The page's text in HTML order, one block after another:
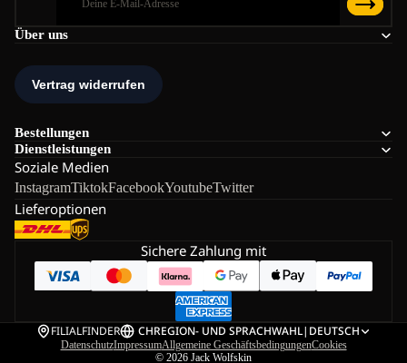
Über uns
Bestellungen
Dienstleistungen
Soziale Medien
InstagramTiktokFacebookYoutubeTwitter
Lieferoptionen
Sichere Zahlung mit
FILIALFINDER CHREGION- UND SPRACHWAHL| DEUTSCH
DatenschutzImpressumAllgemeine GeschäftsbedingungenCookies
© 2026 Jack Wolfskin